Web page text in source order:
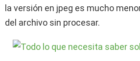
la versión en jpeg es mucho
del archivo sin procesar.